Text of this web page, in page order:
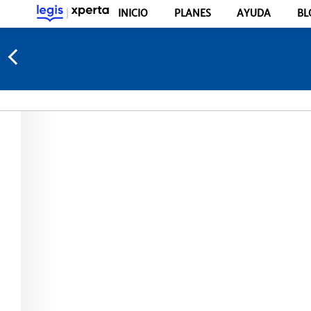
INICIO PLANES AYUDA